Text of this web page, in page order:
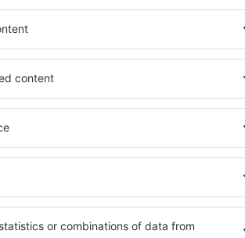
v
si
na ostrově Sylt si můžete
jednotlivce, páry, rodiny,
možnost přenocovat v
penzionech – v poklidných
Sylt. Mezi další výhody patří i
doprava, četné obchody,
Všechno nezbytné pro
Pokud toužíte po luxusním
Dokonalá dovolená nebo
že budete nadmíru spokojeni.
rezervovat v zařízeních s
handicapované osoby. Na své
malými dětmi a návštěvníci,